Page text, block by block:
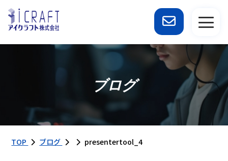
ブログ
TOP ブログ presentertool_4